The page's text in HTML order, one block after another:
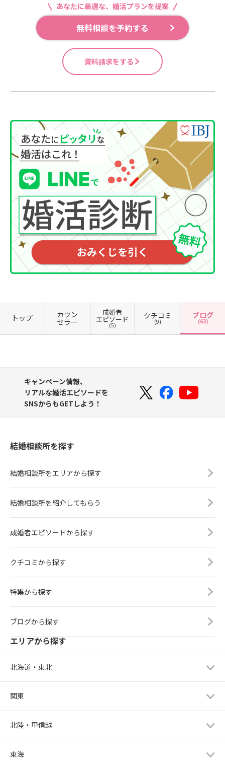
あなたに最適な、婚活プランを提案
無料相談を予約する
資料請求をする
トップ カウン
セラー
成婚者
エピソード
(5)
クチコミ
(9)
ブログ
(63)
キャンペーン情報、
リアルな婚活エピソードを
SNSからもGETしよう！
結婚相談所を探す
結婚相談所をエリアから探す
結婚相談所を紹介してもらう
成婚者エピソードから探す
クチコミから探す
特集から探す
ブログから探す
エリアから探す
北海道・東北
関東
北陸・甲信越
東海